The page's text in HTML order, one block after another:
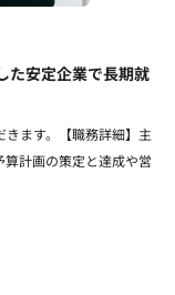
た安定企業で長期就
きます。【職務詳細】主
計画の策定と達成や営